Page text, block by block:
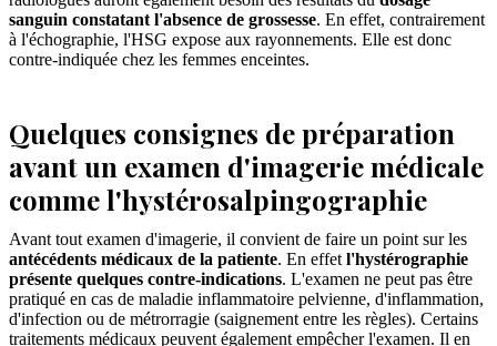
sanguin constatant l'absence de grossesse. En effet, contrairement
à l'échographie, l'HSG expose aux rayonnements. Elle est donc
contre-indiquée chez les femmes enceintes.
Quelques consignes de préparation
avant un examen d'imagerie médicale
comme l'hystérosalpingographie
Avant tout examen d'imagerie, il convient de faire un point sur les
antécédents médicaux de la patiente. En effet l'hystérographie
présente quelques contre-indications. L'examen ne peut pas être
pratiqué en cas de maladie inflammatoire pelvienne, d'inflammation,
d'infection ou de métrorragie (saignement entre les règles). Certains
traitements médicaux peuvent également empêcher l'examen. Il en